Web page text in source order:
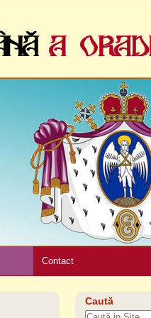
Contact
Caută